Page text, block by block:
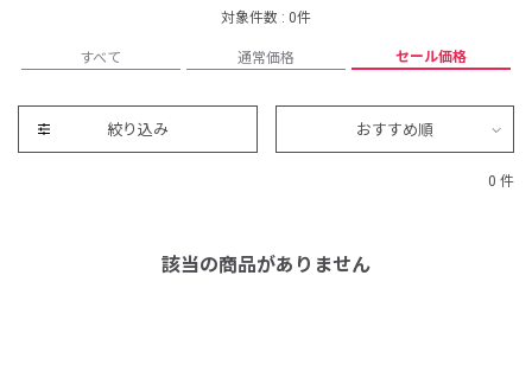
対象件数 : 0件
すべて 通常価格 セール価格
絞り込み おすすめ順
0 件
該当の商品がありません